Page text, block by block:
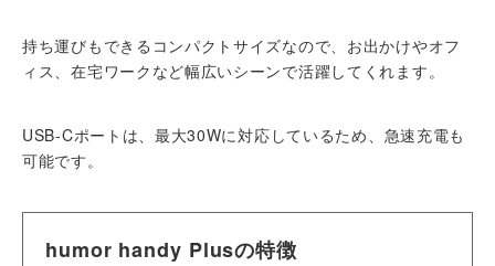
持ち運びもできるコンパクトサイズなので、お出かけやオフ
ィス、在宅ワークなど幅広いシーンで活躍してくれます。
USB-Cポートは、最大30Wに対応しているため、急速充電も
可能です。
humor handy Plusの特徴